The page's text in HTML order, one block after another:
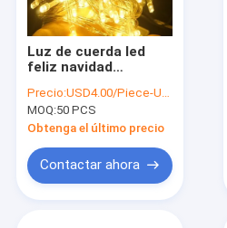
Luz de cuerda led
feliz navidad
luz led
Precio:USD4.00/Piece-USD6.00/Piece
MOQ:50 PCS
Obtenga el último precio
Contactar ahora